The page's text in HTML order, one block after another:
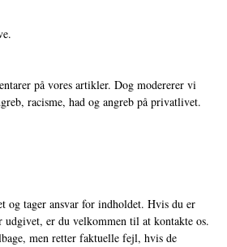
på vores artikler. Dog modererer vi
racisme, had og angreb på privatlivet.
og tager ansvar for indholdet. Hvis du er
er du velkommen til at kontakte os.
men retter faktuelle fejl, hvis de